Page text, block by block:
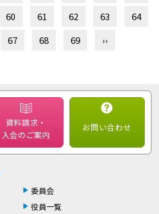
60 61 62 63
64
67 68 69 ››
資料請求・
入会のご案内
お問い合わせ
委員会
役員一覧